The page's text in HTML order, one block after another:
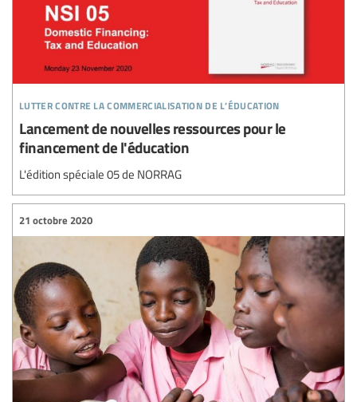
lutter contre la commercialisation de l’éducation
Lancement de nouvelles ressources pour le
financement de l'éducation
L'édition spéciale 05 de NORRAG
21 octobre 2020